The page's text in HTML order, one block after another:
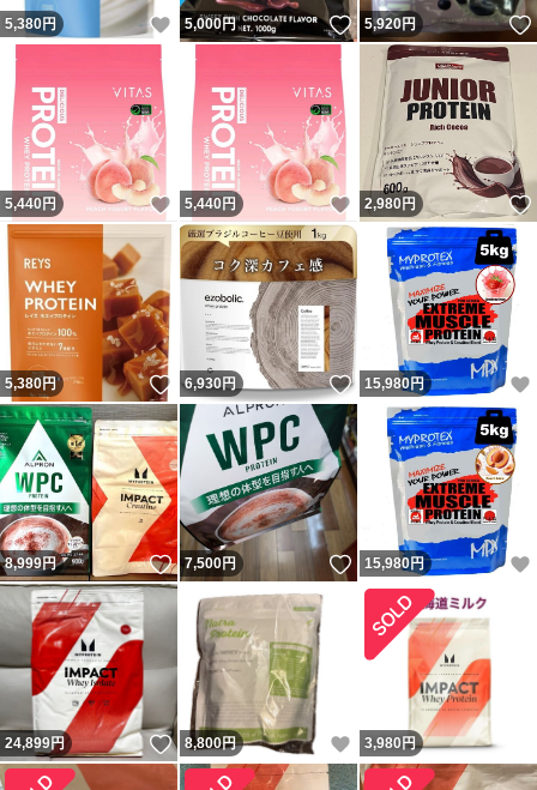
5,380円 いいね！
5,000円 いいね！
5,920円
5,440円 いいね！
5,440円 いいね！
2,980円
5,380円 いいね！
6,930円 いいね！
15,980円
8,999円 いいね！
7,500円 いいね！
15,980円
24,899円 いいね！
8,800円 いいね！
3,980円